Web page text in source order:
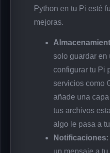
Python en tu Pi esté
mejoras.
solo guardar en
configurar tu Pi
servicios como
añade una
tus archivos
algo le pasa a
Notificaciones: